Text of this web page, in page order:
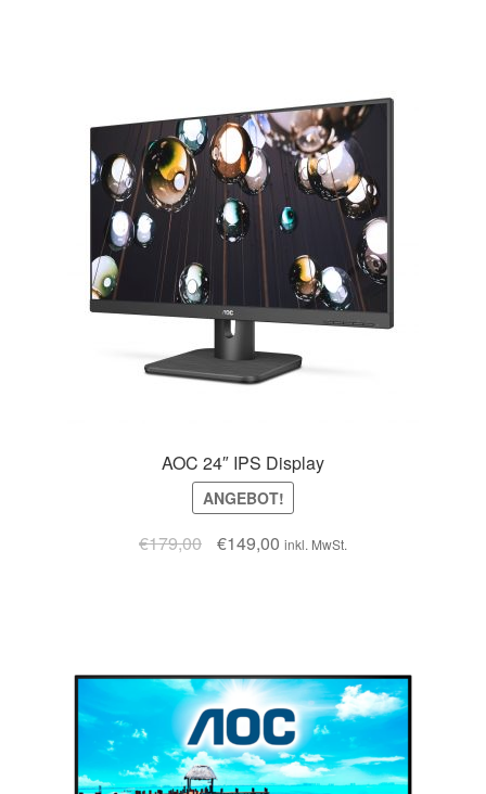
AOC 24″ IPS Display
ANGEBOT!
€179,00 €149,00 inkl. MwSt.